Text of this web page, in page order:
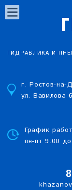
ГИДРАВЛИКА И
г. Ростов-на-
ул. Вавилова
График
пн-пт 9:00